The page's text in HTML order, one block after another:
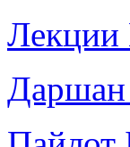
Лекции
Даршан